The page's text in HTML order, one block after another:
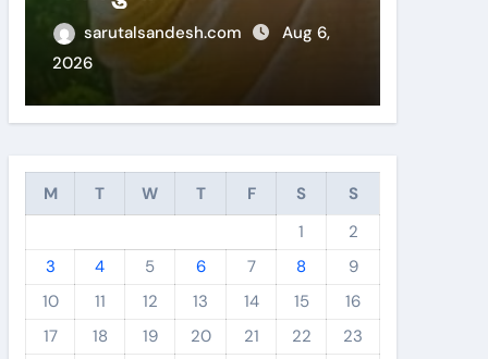
लिय चयन
sarutalsandesh.com
Aug 6,
2026
M T W T F S
S
1
2
3
4 5 6 7 8
9
10
11 12 13 14 15
16
17
18 19 20 21 22
23